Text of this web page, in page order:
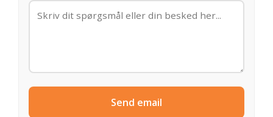
Send email